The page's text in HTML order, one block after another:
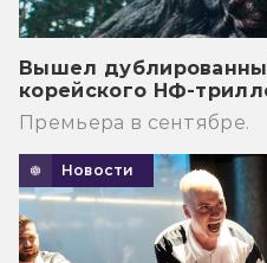
Вышел
корейского НФ-
Премьера в сентябре.
Новости